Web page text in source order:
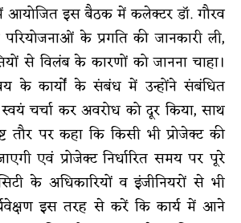
आयोजित इस बैठक में कलेक्टर डॉ. गौरव
के प्रगति की जानकारी ली,
से विलंब के कारणों को जानना चाहा।
के कार्यों के संबंध में उन्होंने संबंधित
चर्चा कर अवरोध को दूर किया, साथ
तौर पर कहा कि किसी भी प्रोजेक्ट की
एवं प्रोजेक्ट निर्धारित समय पर पूरे
के अधिकारियों व इंजीनियरों से भी
इस तरह से करें कि कार्य में आने